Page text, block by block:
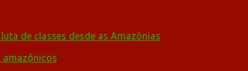
de classes desde as Amazônias
amazônicos